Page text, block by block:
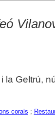
la Geltrú,
corals ;